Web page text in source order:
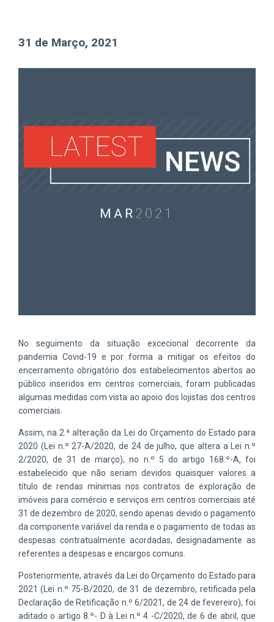
31 de Março, 2021
No seguimento da situação excecional decorrente da
pandemia Covid-19 e por forma a mitigar os efeitos do
encerramento obrigatório dos estabelecimentos abertos ao
público inseridos em centros comerciais, foram publicadas
algumas medidas com vista ao apoio dos lojistas dos centros
comerciais.
Assim, na 2.ª alteração da Lei do Orçamento do Estado para
2020 (Lei n.º 27-A/2020, de 24 de julho, que altera a Lei n.º
2/2020, de 31 de março), no n.º 5 do artigo 168.º-A, foi
estabelecido que não seriam devidos quaisquer valores a
título de rendas mínimas nos contratos de exploração de
imóveis para comércio e serviços em centros comerciais até
31 de dezembro de 2020, sendo apenas devido o pagamento
da componente variável da renda e o pagamento de todas as
despesas contratualmente acordadas, designadamente as
referentes a despesas e encargos comuns.
Posteriormente, através da Lei do Orçamento do Estado para
2021 (Lei n.º 75-B/2020, de 31 de dezembro, retificada pela
Declaração de Retificação n.º 6/2021, de 24 de fevereiro), foi
aditado o artigo 8.º- D à Lei n.º 4 -C/2020, de 6 de abril, que